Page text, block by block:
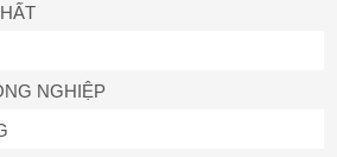
NGHIỆP